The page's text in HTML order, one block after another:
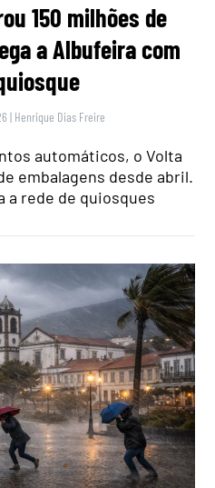
150 milhões de
a Albufeira com
| Henrique Dias Freire
automáticos, o Volta
embalagens desde abril.
a rede de quiosques